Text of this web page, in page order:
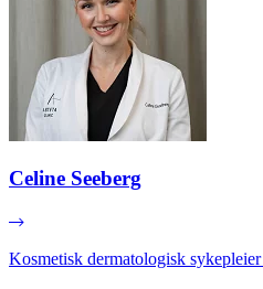
Celine Seeberg
Kosmetisk dermatologisk sykepleier